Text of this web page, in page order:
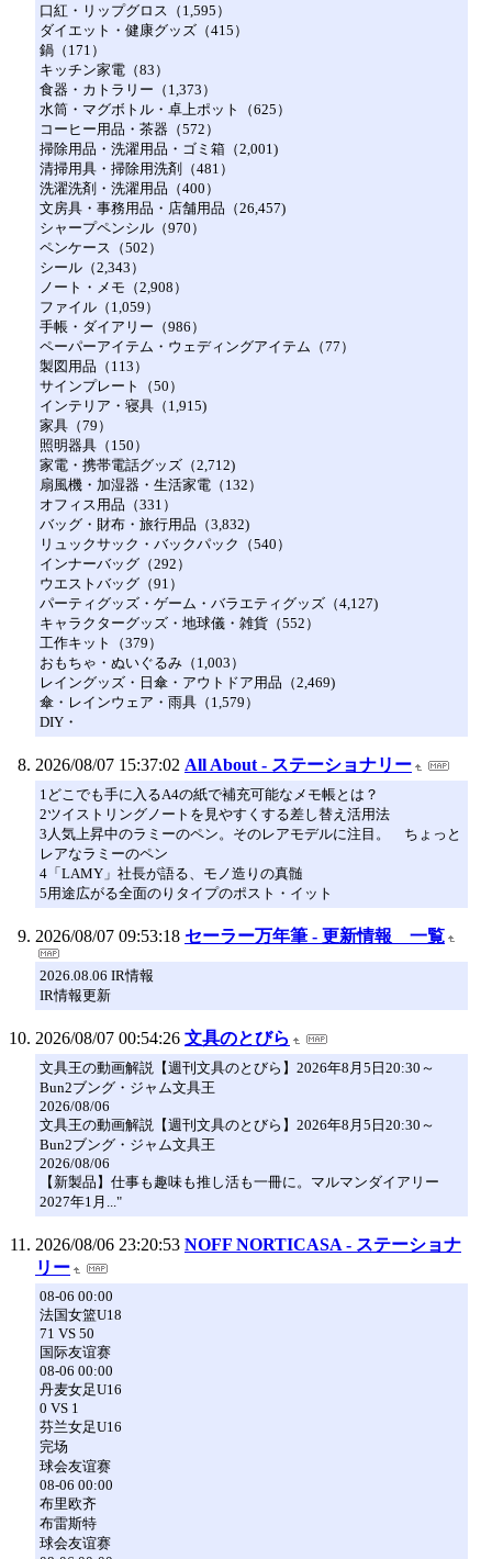
口紅・リップグロス（1,595）
ダイエット・健康グッズ（415）
鍋（171）
キッチン家電（83）
食器・カトラリー（1,373）
水筒・マグボトル・卓上ポット（625）
コーヒー用品・茶器（572）
掃除用品・洗濯用品・ゴミ箱（2,001)
清掃用具・掃除用洗剤（481）
洗濯洗剤・洗濯用品（400）
文房具・事務用品・店舗用品（26,457)
シャープペンシル（970）
ペンケース（502）
シール（2,343）
ノート・メモ（2,908）
ファイル（1,059）
手帳・ダイアリー（986）
ペーパーアイテム・ウェディングアイテム（77）
製図用品（113）
サインプレート（50）
インテリア・寝具（1,915)
家具（79）
照明器具（150）
家電・携帯電話グッズ（2,712)
扇風機・加湿器・生活家電（132）
オフィス用品（331）
バッグ・財布・旅行用品（3,832)
リュックサック・バックパック（540）
インナーバッグ（292）
ウエストバッグ（91）
パーティグッズ・ゲーム・バラエティグッズ（4,127)
キャラクターグッズ・地球儀・雑貨（552）
工作キット（379）
おもちゃ・ぬいぐるみ（1,003）
レイングッズ・日傘・アウトドア用品（2,469)
傘・レインウェア・雨具（1,579）
DIY・
2026/08/07 15:37:02 All About - ステーショナリー
1どこでも手に入るA4の紙で補充可能なメモ帳とは？
2ツイストリングノートを見やすくする差し替え活用法
3人気上昇中のラミーのペン。そのレアモデルに注目。 ちょっと
レアなラミーのペン
4「LAMY」社長が語る、モノ造りの真髄
5用途広がる全面のりタイプのポスト・イット
2026/08/07 09:53:18 セーラー万年筆 - 更新情報 一覧
2026.08.06 IR情報
IR情報更新
2026/08/07 00:54:26 文具のとびら
文具王の動画解説【週刊文具のとびら】2026年8月5日20:30～
Bun2ブング・ジャム文具王
2026/08/06
文具王の動画解説【週刊文具のとびら】2026年8月5日20:30～
Bun2ブング・ジャム文具王
2026/08/06
【新製品】仕事も趣味も推し活も一冊に。マルマンダイアリー
2027年1月..."
2026/08/06 23:20:53 NOFF NORTICASA - ステーショナ
リー
08-06 00:00
法国女篮U18
71 VS 50
国际友谊赛
08-06 00:00
丹麦女足U16
0 VS 1
芬兰女足U16
完场
球会友谊赛
08-06 00:00
布里欧齐
布雷斯特
球会友谊赛